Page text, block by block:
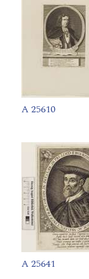
A 25610
A 25641